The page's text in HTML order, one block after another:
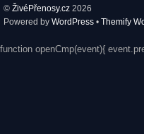
© ŽivéPřenosy.cz 2026
Powered by WordPress • Themify
function openCmp(event){